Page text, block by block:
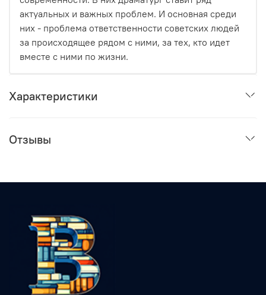
актуальных и важных проблем. И основная среди
них - проблема ответственности советских людей
за происходящее рядом с ними, за тех, кто идет
вместе с ними по жизни.
Характеристики
Отзывы